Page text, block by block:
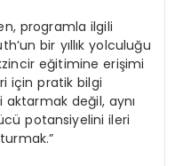
programla ilgili
bir yıllık yolculuğu
eğitimine erişimi
için pratik bilgi
aktarmak değil, aynı
potansiyelini ileri